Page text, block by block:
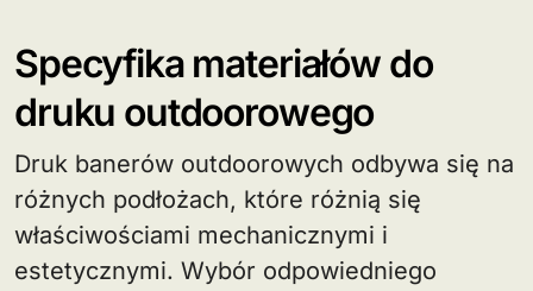
Specyfika materiałów do
druku outdoorowego
Druk banerów outdoorowych odbywa się na
różnych podłożach, które różnią się
właściwościami mechanicznymi i
estetycznymi. Wybór odpowiedniego